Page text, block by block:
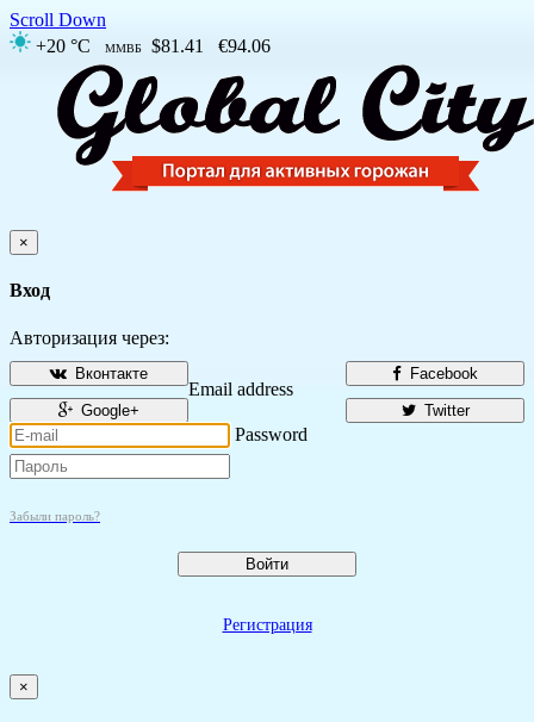
Scroll Down
+20 °C
ММВБ $81.41 €94.06
×
Вход
Авторизация через:
Facebook
Вконтакте
Twitter
Google+
Email address
Password
Забыли пароль?
Войти
Регистрация
×